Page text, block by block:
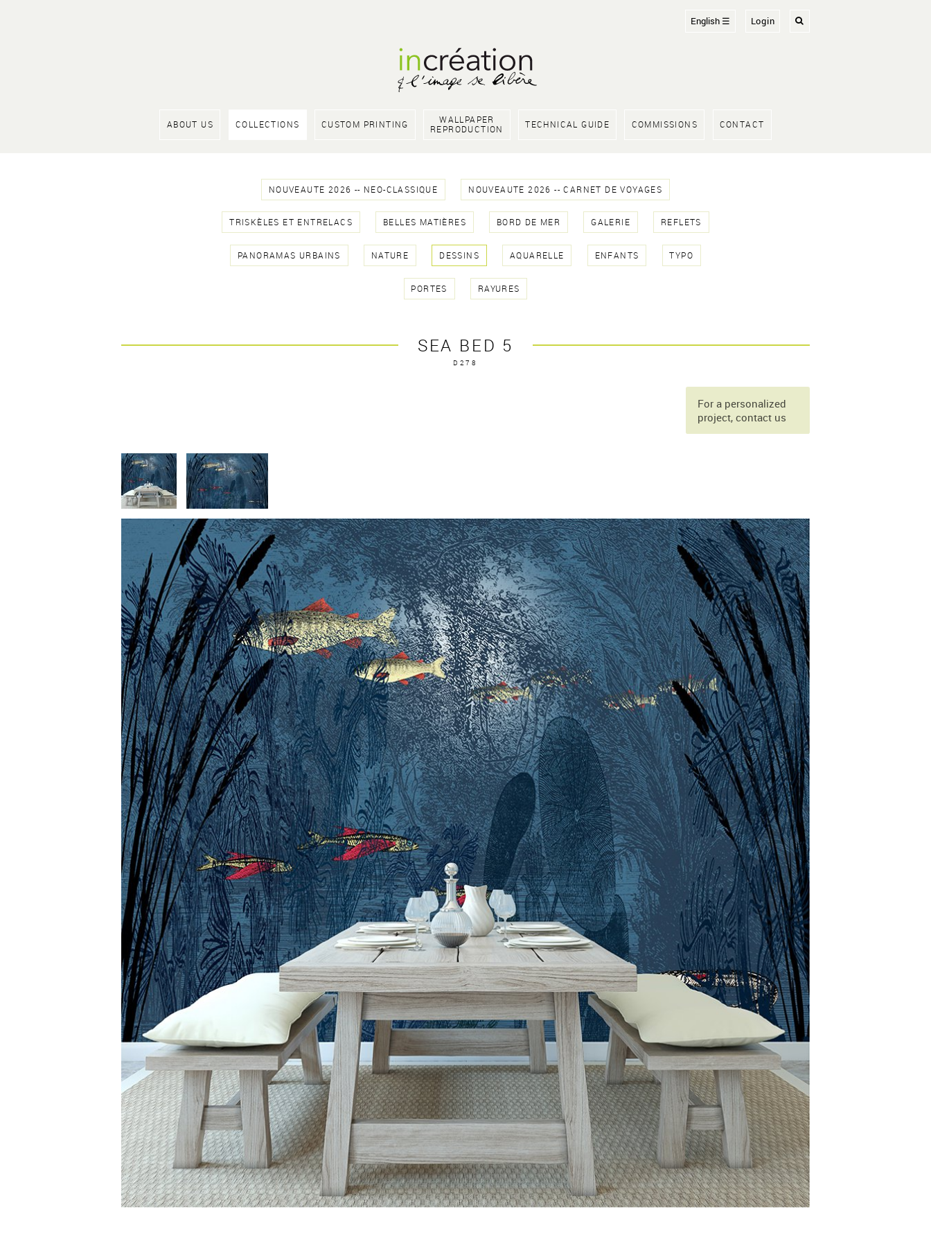
English ☰ Login
ABOUT US COLLECTIONS CUSTOM PRINTING
WALLPAPER
REPRODUCTION
TECHNICAL GUIDE COMMISSIONS CONTACT
NOUVEAUTE 2026 -- NEO-CLASSIQUE NOUVEAUTE 2026 -- CARNET DE VOYAGES
TRISKÈLES ET ENTRELACS BELLES MATIÈRES BORD DE MER GALERIE REFLETS
PANORAMAS URBAINS NATURE DESSINS AQUARELLE ENFANTS TYPO
PORTES RAYURES
SEA BED 5
D278
For a personalized
project, contact us